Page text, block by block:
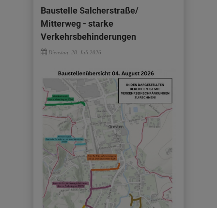
Baustelle Salcherstraße/
Mitterweg - starke
Verkehrsbehinderungen
Dienstag, 28. Juli 2026